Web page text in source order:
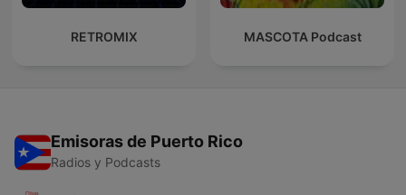
RETROMIX MASCOTA Podcast
Emisoras de Puerto Rico
Radios y Podcasts